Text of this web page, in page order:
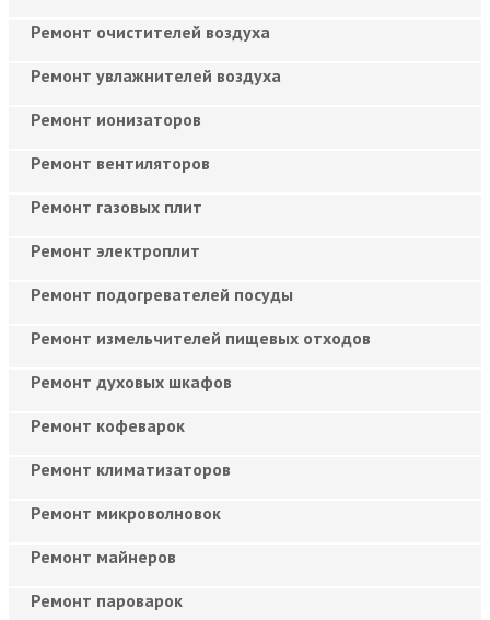
Ремонт очистителей воздуха
Ремонт увлажнителей воздуха
Ремонт ионизаторов
Ремонт вентиляторов
Ремонт газовых плит
Ремонт электроплит
Ремонт подогревателей посуды
Ремонт измельчителей пищевых отходов
Ремонт духовых шкафов
Ремонт кофеварок
Ремонт климатизаторов
Ремонт микроволновок
Ремонт майнеров
Ремонт пароварок